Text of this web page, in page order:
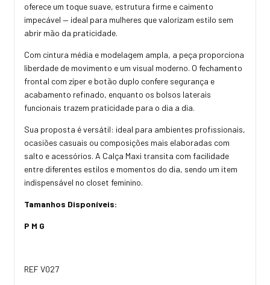
oferece um toque suave, estrutura firme e caimento
impecável — ideal para mulheres que valorizam estilo sem
abrir mão da praticidade.
Com cintura média e modelagem ampla, a peça proporciona
liberdade de movimento e um visual moderno. O fechamento
frontal com zíper e botão duplo confere segurança e
acabamento refinado, enquanto os bolsos laterais
funcionais trazem praticidade para o dia a dia.
Sua proposta é versátil: ideal para ambientes profissionais,
ocasiões casuais ou composições mais elaboradas com
salto e acessórios. A Calça Maxi transita com facilidade
entre diferentes estilos e momentos do dia, sendo um item
indispensável no closet feminino.
Tamanhos Disponíveis:
P M G
REF V027